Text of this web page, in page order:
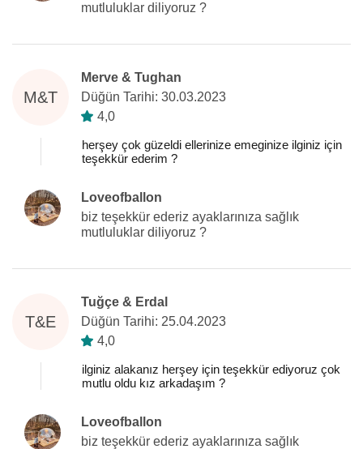
mutluluklar diliyoruz ?
M&T
Merve & Tughan
Düğün Tarihi: 30.03.2023
4,0
herşey çok güzeldi ellerinize emeginize ilginiz için
teşekkür ederim ?
Loveofballon
biz teşekkür ederiz ayaklarınıza sağlık
mutluluklar diliyoruz ?
T&E
Tuğçe & Erdal
Düğün Tarihi: 25.04.2023
4,0
ilginiz alakanız herşey için teşekkür ediyoruz çok
mutlu oldu kız arkadaşım ?
Loveofballon
biz teşekkür ederiz ayaklarınıza sağlık